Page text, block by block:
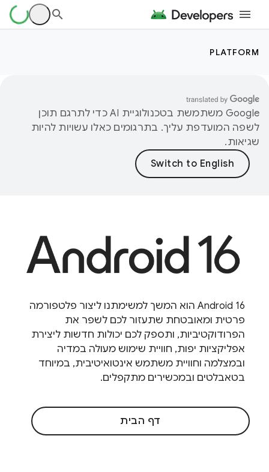
PLATFORM
‫Google משתמשת בטכנולוגיית AI כדי לתרגם תוכן
לשפה המועדפת עליך. בתרגומים כאלו עשויות להיות
שגיאות.
Android 16 הוא המשך למשימתנו ליצור פלטפורמה
פרטית ומאובטחת שתעזור לכם לשפר את
הפרודוקטיביות, ותספק לכם יכולות חדשות ליצירת
אפליקציות יפות, חוויית שימוש מעולה במדיה
ובמצלמה וחוויית משתמש אינטואיטיבית, במיוחד
בטאבלטים ובמכשירים מתקפלים.
דף הבית